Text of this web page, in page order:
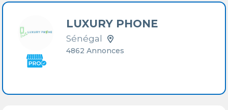
LUXURY PHONE
Sénégal
4862 Annonces